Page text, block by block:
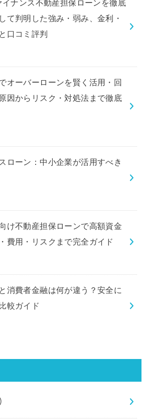
イナンス不動産担保ローンを徹底
て判明した強み・弱み、金利・
口コミ評判
オーバーローンを賢く活用・回
因からリスク・対処法まで徹底
ローン：中小企業が活用すべき
け不動産担保ローンで高額資金
費用・リスクまで完全ガイド
消費者金融は何が違う？安全に
較ガイド